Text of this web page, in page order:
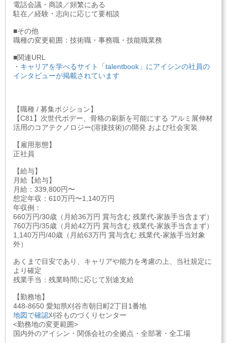
電話会議・商談／頻繁にある
駐在／経験・志向に応じて要相談
■その他
職種の変更範囲：技術職・事務職・技能職業務
■関連URL
・ キャリアを学べるサイト「talentbook」にアイシンの社員の
インタビューが掲載されています
【職種 / 募集ポジション】
【C81】次世代ボデー、骨格の刷新を可能にする アルミ展伸材
活用のコアテクノロジー(溶接技術)の開発 および社会実装
【雇用形態】
正社員
【給与】
月給【給与】
月給：339,800円〜
想定年収：610万円〜1,140万円
年収例：
660万円/30歳（月給36万円 賞与含む 残業代-家族手当含まず）
760万円/35歳（月給42万円 賞与含む 残業代-家族手当含まず）
1,140万円/40歳（月給63万円 賞与含む 残業代-家族手当対象
外）
あくまで目安であり、キャリアや能力を考慮の上、当社規定に
より確定
残業手当：残業時間に応じて別途支給
【勤務地】
448-8650 愛知県刈谷市朝日町2丁目1番地
地図で確認刈谷ものづくりセンター
<勤務地の変更範囲>
国内外のアイシン・関係会社の全拠点・全部署・全工場